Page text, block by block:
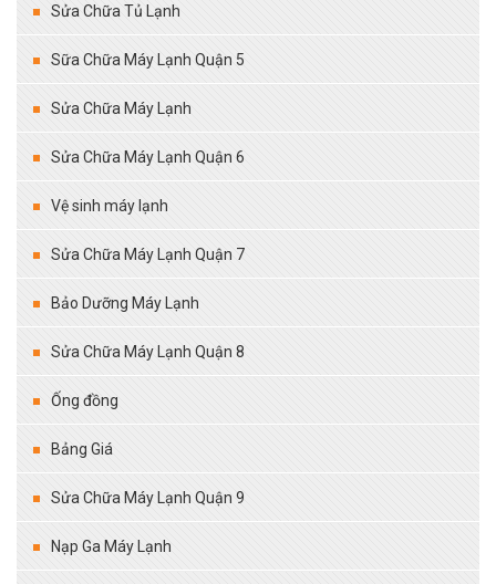
Sửa Chữa Tủ Lạnh
Sữa Chữa Máy Lạnh Quận 5
Sửa Chữa Máy Lạnh
Sửa Chữa Máy Lạnh Quận 6
Vệ sinh máy lạnh
Sửa Chữa Máy Lạnh Quận 7
Bảo Dưỡng Máy Lạnh
Sửa Chữa Máy Lạnh Quận 8
Ống đồng
Bảng Giá
Sửa Chữa Máy Lạnh Quận 9
Nạp Ga Máy Lạnh